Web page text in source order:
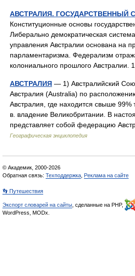
АВСТРАЛИЯ. ГОСУДАРСТВЕННЫЙ
Конституционные основы
Либерально демократическая
управления Австралии основана на
парламентаризма. Федерализм
колониального прошлого
АВСТРАЛИЯ — 1) Австралийский
Австралия (Australia) по
Австралия, где находится свыше 99%
в. владение Великобритании. В
представляет собой федерацию
Географическая энциклопедия
© Академик, 2000-2026
Обратная связь: Техподдержка Реклама на сайте
👣 Путешествия
Экспорт словарей на сайты , сделанные на PHP,
WordPress, MODx.